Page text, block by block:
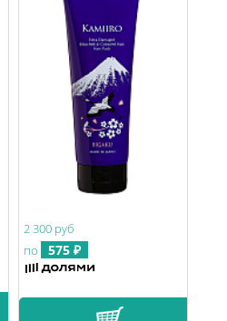
2 300 руб
по
575 ₽